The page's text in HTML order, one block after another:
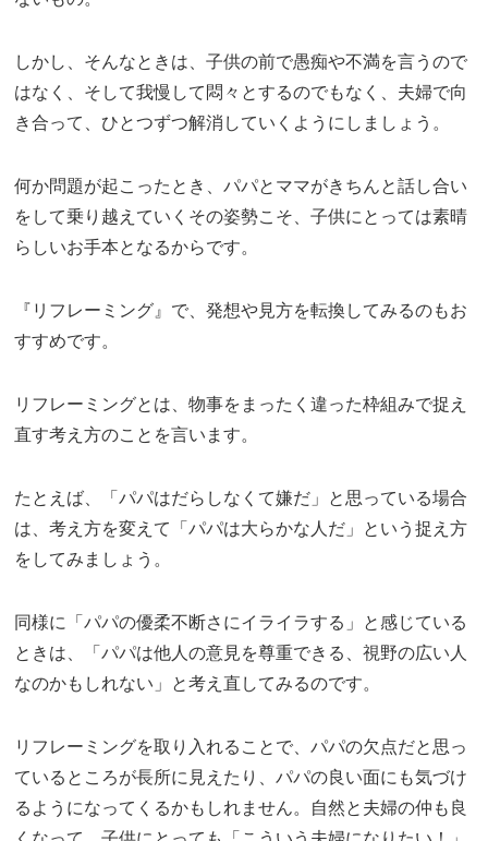
しかし、そんなときは、子供の前で愚痴や不満を言うので
はなく、そして我慢して悶々とするのでもなく、夫婦で向
き合って、ひとつずつ解消していくようにしましょう。
何か問題が起こったとき、パパとママがきちんと話し合い
をして乗り越えていくその姿勢こそ、子供にとっては素晴
らしいお手本となるからです。
『リフレーミング』で、発想や見方を転換してみるのもお
すすめです。
リフレーミングとは、物事をまったく違った枠組みで捉え
直す考え方のことを言います。
たとえば、「パパはだらしなくて嫌だ」と思っている場合
は、考え方を変えて「パパは大らかな人だ」という捉え方
をしてみましょう。
同様に「パパの優柔不断さにイライラする」と感じている
ときは、「パパは他人の意見を尊重できる、視野の広い人
なのかもしれない」と考え直してみるのです。
リフレーミングを取り入れることで、パパの欠点だと思っ
ているところが長所に見えたり、パパの良い面にも気づけ
るようになってくるかもしれません。自然と夫婦の仲も良